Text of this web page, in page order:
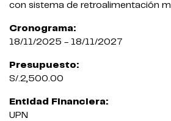
con sistema de retroalimentación
Cronograma:
18/11/2025 - 18/11/2027
Presupuesto:
S/.2,500.00
Entidad Financiera:
UPN